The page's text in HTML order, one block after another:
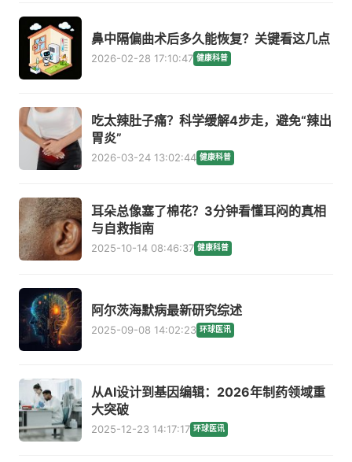
鼻中隔偏曲术后多久能恢复？关键看这几点
2026-02-28 17:10:47 健康科普
吃太辣肚子痛？科学缓解4步走，避免“辣出
胃炎”
2026-03-24 13:02:44 健康科普
耳朵总像塞了棉花？3分钟看懂耳闷的真相
与自救指南
2025-10-14 08:46:37 健康科普
阿尔茨海默病最新研究综述
2025-09-08 14:02:23 环球医讯
从AI设计到基因编辑：2026年制药领域重
大突破
2025-12-23 14:17:17 环球医讯